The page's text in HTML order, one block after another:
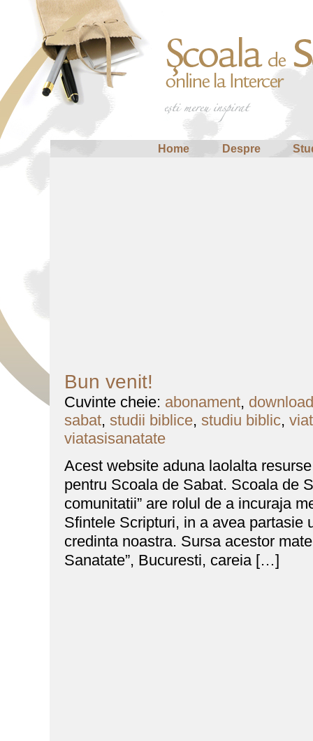
Despre
Home
Bun venit!
Cuvinte cheie: abonament, download
sabat, studii biblice, studiu biblic,
viatasisanatate
Acest website aduna laolalta
pentru Scoala de Sabat. Scoala de
comunitatii” are rolul de a incuraja
Sfintele Scripturi, in a avea partasie
credinta noastra. Sursa acestor
Sanatate”, Bucuresti, careia […]